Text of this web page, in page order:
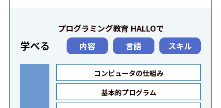
プログラミング教育 HALLOで
学べる 内容 言語 スキル
コンピュータの仕組み
基本的プログラム